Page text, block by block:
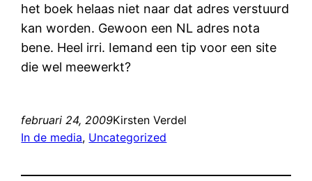
het boek helaas niet naar dat adres verstuurd
kan worden. Gewoon een NL adres nota
bene. Heel irri. Iemand een tip voor een site
die wel meewerkt?
februari 24, 2009Kirsten Verdel
In de media, Uncategorized